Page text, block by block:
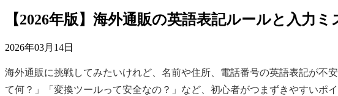
【2026年版】海外通販の英語表記ルールと入力
2026年03月14日
海外通販に挑戦してみたいけれど、名前や住所、電話番号の英語表記が
て何？」「変換ツールって安全なの？」など、初心者がつまずきやすいポ